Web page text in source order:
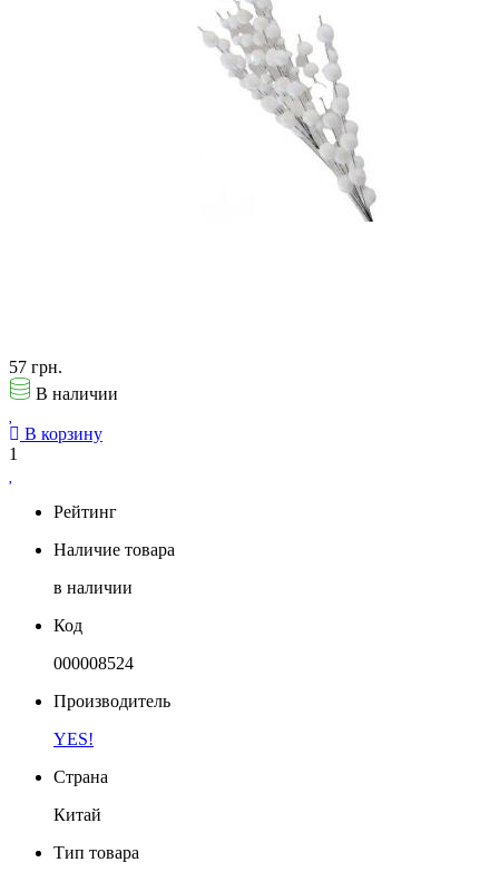
57 грн.
В наличии
В корзину
1
Рейтинг
Наличие товара
в наличии
Код
000008524
Производитель
YES!
Страна
Китай
Тип товара